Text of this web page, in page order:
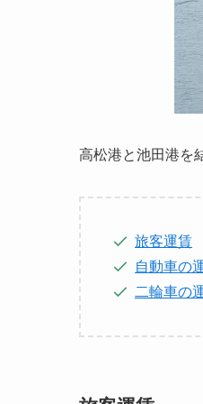
高松港と池田港を
旅客運賃
自動車の
二輪車の